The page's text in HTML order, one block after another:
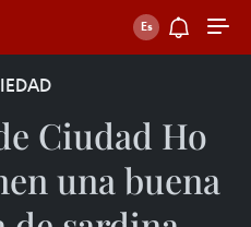
Ciudad Ho
una buena